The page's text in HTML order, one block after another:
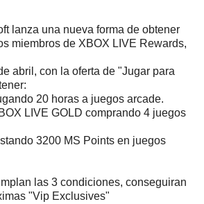
lanza una nueva forma de obtener
miembros de XBOX LIVE Rewards,
abril, con la oferta de "Jugar para
20 horas a juegos arcade.
LIVE GOLD comprando 4 juegos
3200 MS Points en juegos
las 3 condiciones, conseguiran
"Vip Exclusives"